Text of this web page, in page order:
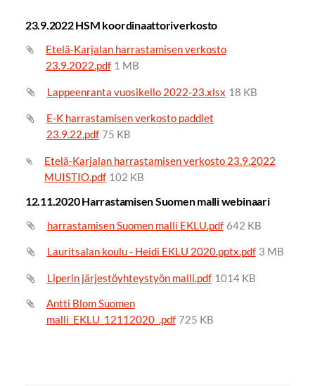
23.9.2022 HSM koordinaattoriverkosto
Etelä-Karjalan harrastamisen verkosto
23.9.2022.pdf 1 MB
Lappeenranta vuosikello 2022-23.xlsx 18 KB
E-K harrastamisen verkosto paddlet
23.9.22.pdf 75 KB
Etelä-Karjalan harrastamisen verkosto 23.9.2022
MUISTIO.pdf 102 KB
12.11.2020 Harrastamisen Suomen malli webinaari
harrastamisen Suomen malli EKLU.pdf 642 KB
Lauritsalan koulu - Heidi EKLU 2020.pptx.pdf 3 MB
Liperin järjestöyhteystyön malli.pdf 1014 KB
Antti Blom Suomen
malli_EKLU_12112020_.pdf 725 KB